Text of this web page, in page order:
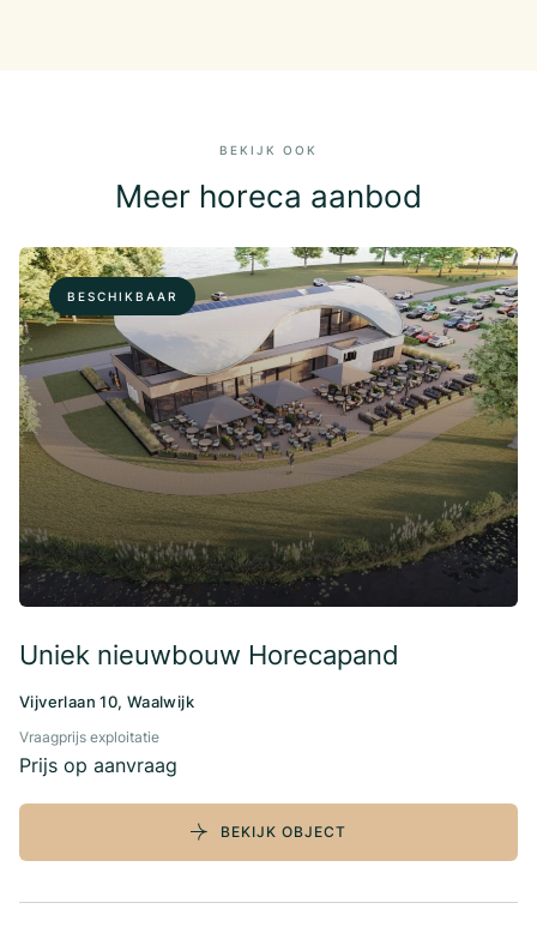
BEKIJK OOK
Meer horeca aanbod
BESCHIKBAAR
Uniek nieuwbouw Horecapand
Vijverlaan 10, Waalwijk
Vraagprijs exploitatie
Prijs op aanvraag
BEKIJK OBJECT